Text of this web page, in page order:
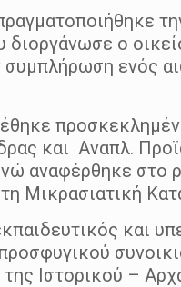
διοργάνωσε ο
συμπλήρωση ενός
και Αναπλ.
αναφέρθηκε στο
Μικρασιατική
και
Ιστορικού –